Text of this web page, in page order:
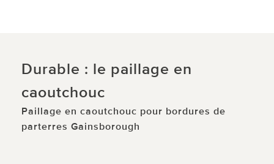
Durable : le paillage en
caoutchouc
Paillage en caoutchouc pour bordures de
parterres Gainsborough